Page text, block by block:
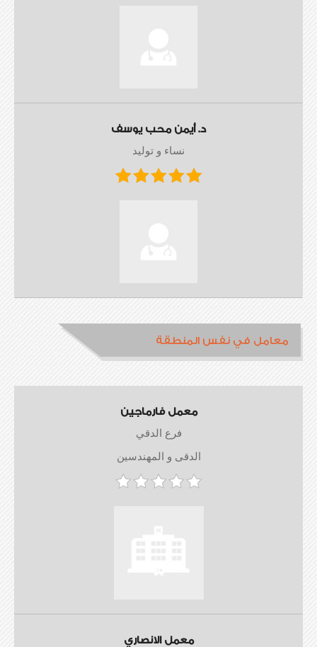
د. أيمن محب يوسف
نساء و توليد
معامل في نفس المنطقة
معمل فارماجين
فرع الدقي
الدقى و المهندسين
معمل الانصاري